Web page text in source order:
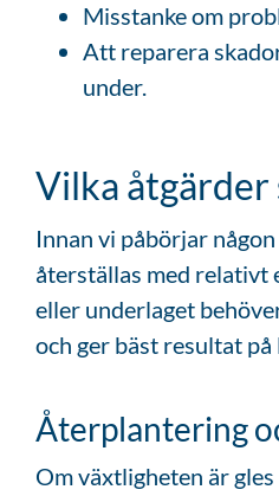
Misstanke om
Att reparera
under.
Vilka åtgärder
Innan vi påbörjar
återställas med relativt
eller underlaget
och ger bäst resultat på
Återplantering
Om växtligheten är